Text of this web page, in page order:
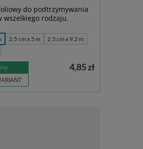
do podtrzymywania
wszelkiego rodzaju.
2,5 cm x 5 m
2,5 cm x 9,2 m
4,85 zł